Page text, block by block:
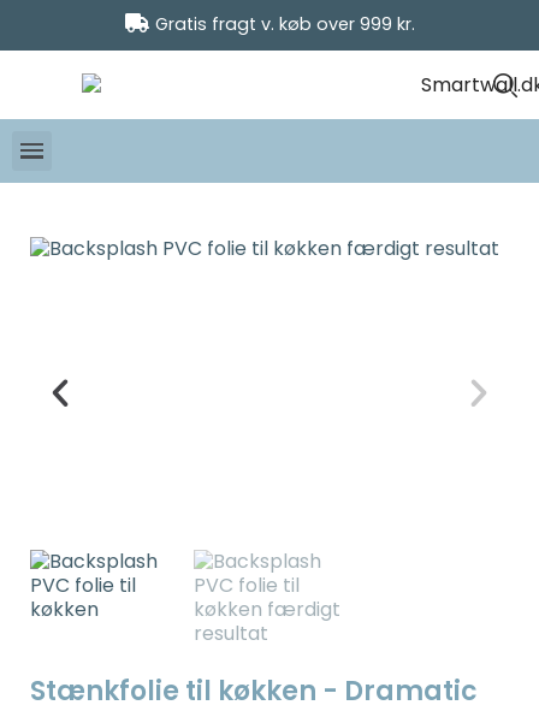
Gratis fragt v. køb over 999 kr.
Stænkfolie til køkken - Dramatic